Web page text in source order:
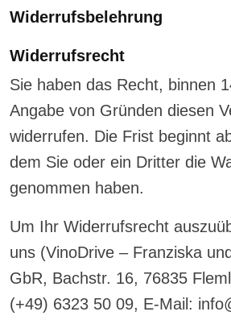
Widerrufsbelehrung
Widerrufsrecht
Sie haben das Recht, binnen
Angabe von Gründen diesen
widerrufen. Die Frist beginnt
dem Sie oder ein Dritter die
genommen haben.
Um Ihr Widerrufsrecht
uns (VinoDrive – Franziska
GbR, Bachstr. 16, 76835
(+49) 6323 50 09, E-Mail: